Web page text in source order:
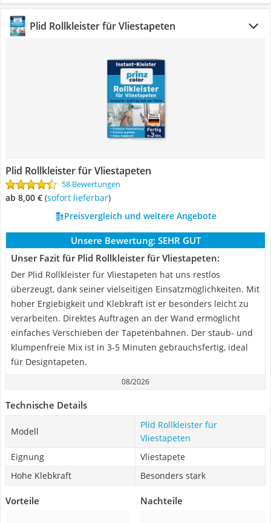
Plid Rollkleister für Vliestapeten
Plid Rollkleister für Vliestapeten
58 Bewertungen
ab 8,00 € ( Sofort lieferbar)
Preisvergleich und weitere Angebote
Unsere Bewertung: SEHR GUT
Unser Fazit für Plid Rollkleister für Vliestapeten:
Der Plid Rollkleister für Vliestapeten hat uns restlos
überzeugt, dank seiner vielseitigen Einsatzmöglichkeiten. Mit
hoher Ergiebigkeit und Klebkraft ist er besonders leicht zu
verarbeiten. Direktes Auftragen an der Wand ermöglicht
einfaches Verschieben der Tapetenbahnen. Der staub- und
klumpenfreie Mix ist in 3-5 Minuten gebrauchsfertig, ideal
für Designtapeten.
08/2026
Technische Details
Modell
Plid Rollkleister für
Vliestapeten
Eignung
Vliestapete
Hohe Klebkraft
Besonders stark
Vorteile Nachteile